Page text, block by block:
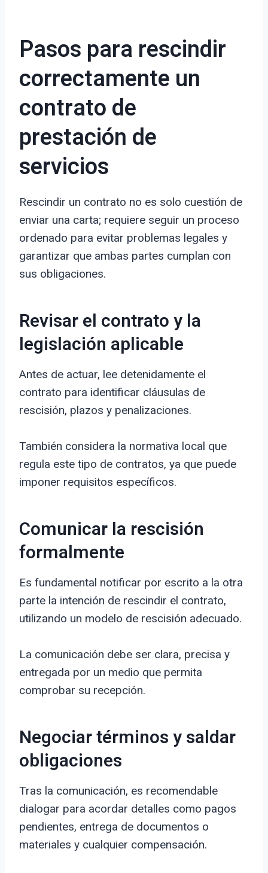
Pasos para rescindir
correctamente un
contrato de
prestación de
servicios
Rescindir un contrato no es solo cuestión de
enviar una carta; requiere seguir un proceso
ordenado para evitar problemas legales y
garantizar que ambas partes cumplan con
sus obligaciones.
Revisar el contrato y la
legislación aplicable
Antes de actuar, lee detenidamente el
contrato para identificar cláusulas de
rescisión, plazos y penalizaciones.
También considera la normativa local que
regula este tipo de contratos, ya que puede
imponer requisitos específicos.
Comunicar la rescisión
formalmente
Es fundamental notificar por escrito a la otra
parte la intención de rescindir el contrato,
utilizando un modelo de rescisión adecuado.
La comunicación debe ser clara, precisa y
entregada por un medio que permita
comprobar su recepción.
Negociar términos y saldar
obligaciones
Tras la comunicación, es recomendable
dialogar para acordar detalles como pagos
pendientes, entrega de documentos o
materiales y cualquier compensación.